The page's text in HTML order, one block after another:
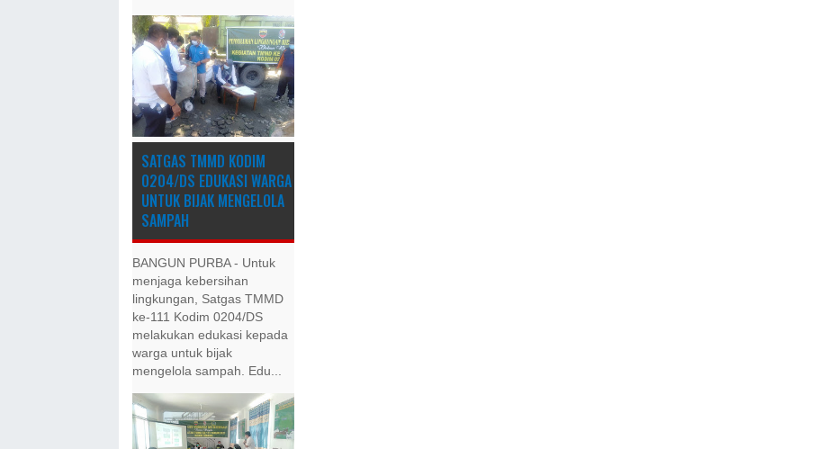
SATGAS TMMD KODIM
0204/DS EDUKASI WARGA
UNTUK BIJAK MENGELOLA
SAMPAH
BANGUN PURBA - Untuk
menjaga kebersihan
lingkungan, Satgas TMMD
ke-111 Kodim 0204/DS
melakukan edukasi kepada
warga untuk bijak
mengelola sampah. Edu...